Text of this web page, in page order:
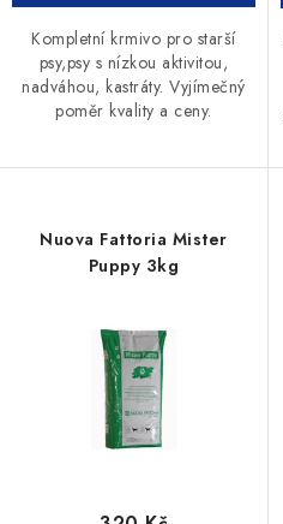
Kompletní krmivo pro starší
psy,psy s nízkou aktivitou,
nadváhou, kastráty. Vyjímečný
poměr kvality a ceny.
Nuova Fattoria Mister
Puppy 3kg